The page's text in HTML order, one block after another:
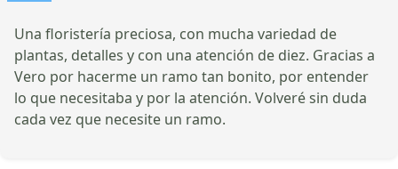
Una floristería preciosa, con mucha variedad de
plantas, detalles y con una atención de diez. Gracias a
Vero por hacerme un ramo tan bonito, por entender
lo que necesitaba y por la atención. Volveré sin duda
cada vez que necesite un ramo.